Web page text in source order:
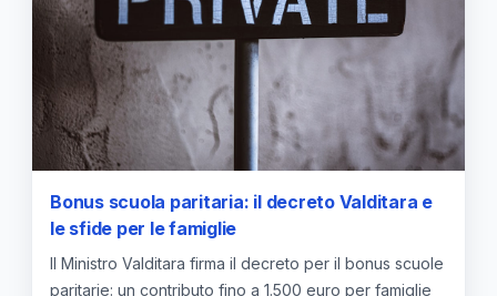
Bonus scuola paritaria: il decreto Valditara e
le sfide per le famiglie
Il Ministro Valditara firma il decreto per il bonus scuole
paritarie: un contributo fino a 1.500 euro per famiglie